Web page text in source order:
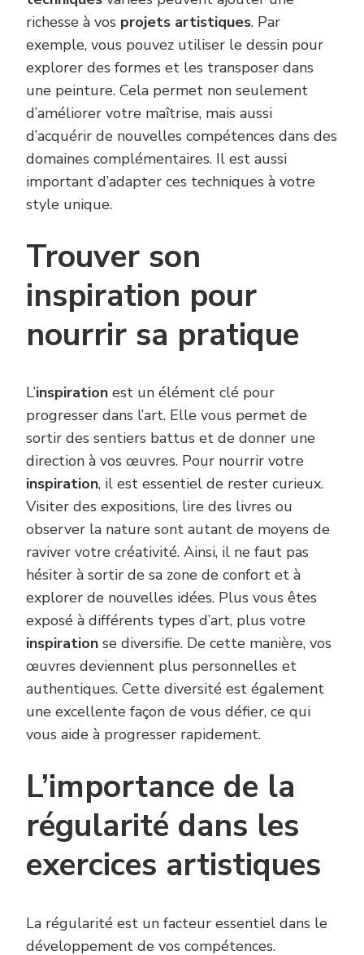
richesse à vos projets artistiques. Par
exemple, vous pouvez utiliser le dessin pour
explorer des formes et les transposer dans
une peinture. Cela permet non seulement
d’améliorer votre maîtrise, mais aussi
d’acquérir de nouvelles compétences dans des
domaines complémentaires. Il est aussi
important d’adapter ces techniques à votre
style unique.
Trouver son
inspiration pour
nourrir sa pratique
L’inspiration est un élément clé pour
progresser dans l’art. Elle vous permet de
sortir des sentiers battus et de donner une
direction à vos œuvres. Pour nourrir votre
inspiration, il est essentiel de rester curieux.
Visiter des expositions, lire des livres ou
observer la nature sont autant de moyens de
raviver votre créativité. Ainsi, il ne faut pas
hésiter à sortir de sa zone de confort et à
explorer de nouvelles idées. Plus vous êtes
exposé à différents types d’art, plus votre
inspiration se diversifie. De cette manière, vos
œuvres deviennent plus personnelles et
authentiques. Cette diversité est également
une excellente façon de vous défier, ce qui
vous aide à progresser rapidement.
L’importance de la
régularité dans les
exercices artistiques
La régularité est un facteur essentiel dans le
développement de vos compétences.